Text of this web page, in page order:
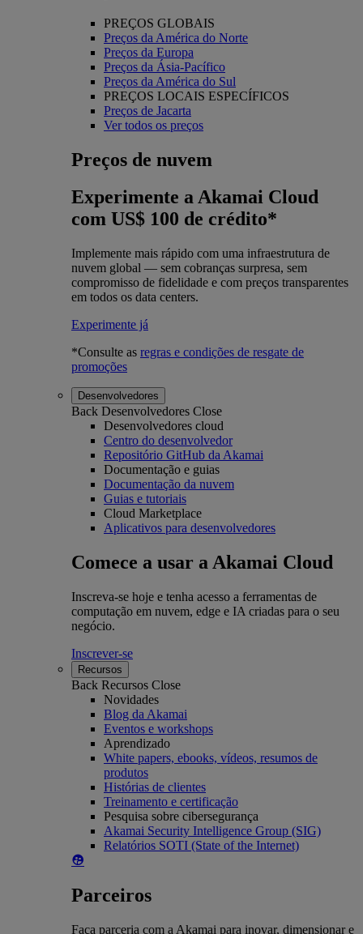
PREÇOS GLOBAIS
Preços da América do Norte
Preços da Europa
Preços da Ásia-Pacífico
Preços da América do Sul
PREÇOS LOCAIS ESPECÍFICOS
Preços de Jacarta
Ver todos os preços
Preços de nuvem
Experimente a Akamai Cloud
com US$ 100 de crédito*
Implemente mais rápido com uma infraestrutura de
nuvem global — sem cobranças surpresa, sem
compromisso de fidelidade e com preços transparentes
em todos os data centers.
Experimente já
*Consulte as regras e condições de resgate de
promoções
Desenvolvedores
Back Desenvolvedores Close
Desenvolvedores cloud
Centro do desenvolvedor
Repositório GitHub da Akamai
Documentação e guias
Documentação da nuvem
Guias e tutoriais
Cloud Marketplace
Aplicativos para desenvolvedores
Comece a usar a Akamai Cloud
Inscreva-se hoje e tenha acesso a ferramentas de
computação em nuvem, edge e IA criadas para o seu
negócio.
Inscrever-se
Recursos
Back Recursos Close
Novidades
Blog da Akamai
Eventos e workshops
Aprendizado
White papers, ebooks, vídeos, resumos de
produtos
Histórias de clientes
Treinamento e certificação
Pesquisa sobre cibersegurança
Akamai Security Intelligence Group (SIG)
Relatórios SOTI (State of the Internet)
Parceiros
Faça parceria com a Akamai para inovar, dimensionar e